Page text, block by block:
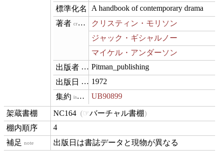
name
A handbook of contemporary drama
creator
クリスティン・モリソン
ジャック・ギシャルノー
マイケル・アンダーソン
publisherPitman_publishing
datePublished
1972
isVariantOf UB90899
contentLocation
NC164 バーチャル書棚
position
4
note 出版日は書誌データと現物が異なる